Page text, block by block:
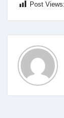
Post Views: